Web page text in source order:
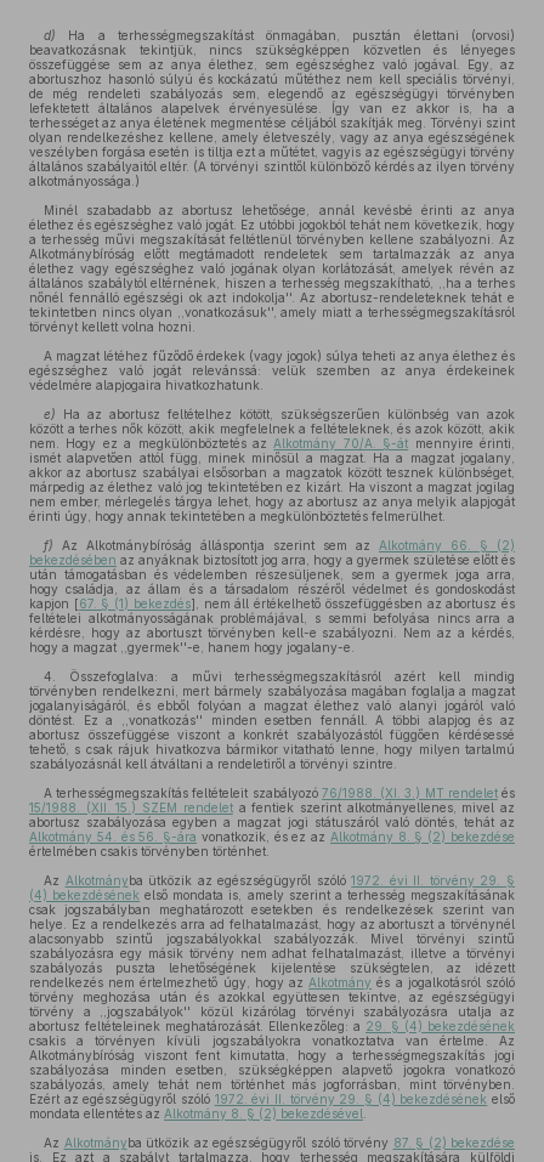
d) Ha a terhességmegszakítást önmagában, pusztán élettani (orvosi)
beavatkozásnak tekintjük, nincs szükségképpen közvetlen és lényeges
összefüggése sem az anya élethez, sem egészséghez való jogával. Egy, az
abortuszhoz hasonló súlyú és kockázatú műtéthez nem kell speciális törvényi,
de még rendeleti szabályozás sem, elegendő az egészségügyi törvényben
lefektetett általános alapelvek érvényesülése. Így van ez akkor is, ha a
terhességet az anya életének megmentése céljából szakítják meg. Törvényi szint
olyan rendelkezéshez kellene, amely életveszély, vagy az anya egészségének
veszélyben forgása esetén is tiltja ezt a műtétet, vagyis az egészségügyi törvény
általános szabályaitól eltér. (A törvényi szinttől különböző kérdés az ilyen törvény
alkotmányossága.)
Minél szabadabb az abortusz lehetősége, annál kevésbé érinti az anya
élethez és egészséghez való jogát. Ez utóbbi jogokból tehát nem következik, hogy
a terhesség művi megszakítását feltétlenül törvényben kellene szabályozni. Az
Alkotmánybíróság előtt megtámadott rendeletek sem tartalmazzák az anya
élethez vagy egészséghez való jogának olyan korlátozását, amelyek révén az
általános szabálytól eltérnének, hiszen a terhesség megszakítható, ,,ha a terhes
nőnél fennálló egészségi ok azt indokolja''. Az abortusz-rendeleteknek tehát e
tekintetben nincs olyan ,,vonatkozásuk'', amely miatt a terhességmegszakításról
törvényt kellett volna hozni.
A magzat létéhez fűződő érdekek (vagy jogok) súlya teheti az anya élethez és
egészséghez való jogát relevánssá: velük szemben az anya érdekeinek
védelmére alapjogaira hivatkozhatunk.
e) Ha az abortusz feltételhez kötött, szükségszerűen különbség van azok
között a terhes nők között, akik megfelelnek a feltételeknek, és azok között, akik
nem. Hogy ez a megkülönböztetés az Alkotmány 70/A. §-át mennyire érinti,
ismét alapvetően attól függ, minek minősül a magzat. Ha a magzat jogalany,
akkor az abortusz szabályai elsősorban a magzatok között tesznek különbséget,
márpedig az élethez való jog tekintetében ez kizárt. Ha viszont a magzat jogilag
nem ember, mérlegelés tárgya lehet, hogy az abortusz az anya melyik alapjogát
érinti úgy, hogy annak tekintetében a megkülönböztetés felmerülhet.
f) Az Alkotmánybíróság álláspontja szerint sem az Alkotmány 66. § (2)
bekezdésében az anyáknak biztosított jog arra, hogy a gyermek születése előtt és
után támogatásban és védelemben részesüljenek, sem a gyermek joga arra,
hogy családja, az állam és a társadalom részéről védelmet és gondoskodást
kapjon [67. § (1) bekezdés], nem áll értékelhető összefüggésben az abortusz és
feltételei alkotmányosságának problémájával, s semmi befolyása nincs arra a
kérdésre, hogy az abortuszt törvényben kell-e szabályozni. Nem az a kérdés,
hogy a magzat ,,gyermek''-e, hanem hogy jogalany-e.
4. Összefoglalva: a művi terhességmegszakításról azért kell mindig
törvényben rendelkezni, mert bármely szabályozása magában foglalja a magzat
jogalanyiságáról, és ebből folyóan a magzat élethez való alanyi jogáról való
döntést. Ez a ,,vonatkozás'' minden esetben fennáll. A többi alapjog és az
abortusz összefüggése viszont a konkrét szabályozástól függően kérdésessé
tehető, s csak rájuk hivatkozva bármikor vitatható lenne, hogy milyen tartalmú
szabályozásnál kell átváltani a rendeletiről a törvényi szintre.
A terhességmegszakítás feltételeit szabályozó 76/1988. (XI. 3.) MT rendeletés
15/1988. (XII. 15.) SZEM rendeleta fentiek szerint alkotmányellenes, mivel az
abortusz szabályozása egyben a magzat jogi státuszáról való döntés, tehát az
Alkotmány 54. és 56. §-ára vonatkozik, és ez az Alkotmány 8. § (2) bekezdése
értelmében csakis törvényben történhet.
Az Alkotmányba ütközik az egészségügyről szóló1972. évi II. törvény 29. §
(4) bekezdésének első mondata is, amely szerint a terhesség megszakításának
csak jogszabályban meghatározott esetekben és rendelkezések szerint van
helye. Ez a rendelkezés arra ad felhatalmazást, hogy az abortuszt a törvénynél
alacsonyabb szintű jogszabályokkal szabályozzák. Mivel törvényi szintű
szabályozásra egy másik törvény nem adhat felhatalmazást, illetve a törvényi
szabályozás puszta lehetőségének kijelentése szükségtelen, az idézett
rendelkezés nem értelmezhető úgy, hogy az Alkotmány és a jogalkotásról szóló
törvény meghozása után és azokkal együttesen tekintve, az egészségügyi
törvény a ,,jogszabályok'' közül kizárólag törvényi szabályozásra utalja az
abortusz feltételeinek meghatározását. Ellenkezőleg: a 29. § (4) bekezdésének
csakis a törvényen kívüli jogszabályokra vonatkoztatva van értelme. Az
Alkotmánybíróság viszont fent kimutatta, hogy a terhességmegszakítás jogi
szabályozása minden esetben, szükségképpen alapvető jogokra vonatkozó
szabályozás, amely tehát nem történhet más jogforrásban, mint törvényben.
Ezért az egészségügyről szóló 1972. évi II. törvény 29. § (4) bekezdésének első
mondata ellentétes az Alkotmány 8. § (2) bekezdésével
Az Alkotmányba ütközik az egészségügyről szóló törvény 87. § (2) bekezdése
is. Ez azt a szabályt tartalmazza, hogy terhesség megszakítására külföldi